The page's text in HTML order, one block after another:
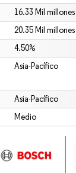
16.33 Mil
20.35 Mil
4.50%
Asia-Pacífico
Asia-Pacífico
Medio